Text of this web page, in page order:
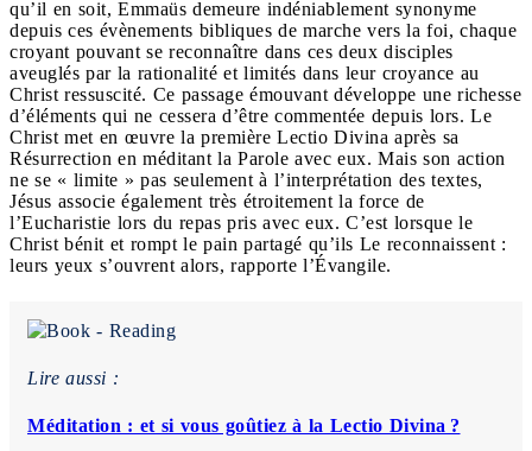
qu’il en soit, Emmaüs demeure indéniablement synonyme
depuis ces évènements bibliques de marche vers la foi, chaque
croyant pouvant se reconnaître dans ces deux disciples
aveuglés par la rationalité et limités dans leur croyance au
Christ ressuscité. Ce passage émouvant développe une richesse
d’éléments qui ne cessera d’être commentée depuis lors. Le
Christ met en œuvre la première Lectio Divina après sa
Résurrection en méditant la Parole avec eux. Mais son action
ne se « limite » pas seulement à l’interprétation des textes,
Jésus associe également très étroitement la force de
l’Eucharistie lors du repas pris avec eux. C’est lorsque le
Christ bénit et rompt le pain partagé qu’ils Le reconnaissent :
leurs yeux s’ouvrent alors, rapporte l’Évangile.
Lire aussi :
Méditation : et si vous goûtiez à la Lectio Divina ?